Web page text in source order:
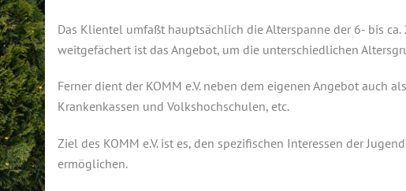
Das Klientel umfaßt hauptsächlich die Alterspanne der 6- bis
weitgefächert ist das Angebot, um die unterschiedlichen
Ferner dient der KOMM e.V. neben dem eigenen Angebot auch
Krankenkassen und Volkshochschulen, etc.
Ziel des KOMM e.V. ist es, den spezifischen Interessen der
ermöglichen.